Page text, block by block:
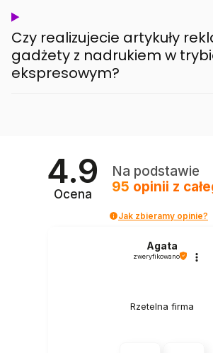
Czy realizujecie artykuły
gadżety z nadrukiem w
ekspresowym?
4.9
Ocena
Na podstawie
95 opinii z
Jak zbieramy opinie?
Agata
zweryfikowano
Rzetelna firma